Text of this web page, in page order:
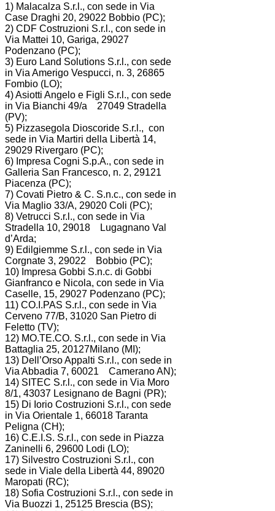
1) Malacalza S.r.l., con sede in Via
Case Draghi 20, 29022 Bobbio (PC);
2) CDF Costruzioni S.r.l., con sede in
Via Mattei 10, Gariga, 29027
Podenzano (PC);
3) Euro Land Solutions S.r.l., con sede
in Via Amerigo Vespucci, n. 3, 26865
Fombio (LO);
4) Asiotti Angelo e Figli S.r.l., con sede
in Via Bianchi 49/a 27049 Stradella
(PV);
5) Pizzasegola Dioscoride S.r.l., con
sede in Via Martiri della Libertà 14,
29029 Rivergaro (PC);
6) Impresa Cogni S.p.A., con sede in
Galleria San Francesco, n. 2, 29121
Piacenza (PC);
7) Covati Pietro & C. S.n.c., con sede in
Via Maglio 33/A, 29020 Coli (PC);
8) Vetrucci S.r.l., con sede in Via
Stradella 10, 29018 Lugagnano Val
d’Arda;
9) Edilgiemme S.r.l., con sede in Via
Corgnate 3, 29022 Bobbio (PC);
10) Impresa Gobbi S.n.c. di Gobbi
Gianfranco e Nicola, con sede in Via
Caselle, 15, 29027 Podenzano (PC);
11) CO.I.PAS S.r.l., con sede in Via
Cerveno 77/B, 31020 San Pietro di
Feletto (TV);
12) MO.TE.CO. S.r.l., con sede in Via
Battaglia 25, 20127Milano (MI);
13) Dell’Orso Appalti S.r.l., con sede in
Via Abbadia 7, 60021 Camerano AN);
14) SITEC S.r.l., con sede in Via Moro
8/1, 43037 Lesignano de Bagni (PR);
15) Di Iorio Costruzioni S.r.l., con sede
in Via Orientale 1, 66018 Taranta
Peligna (CH);
16) C.E.I.S. S.r.l., con sede in Piazza
Zaninelli 6, 29600 Lodi (LO);
17) Silvestro Costruzioni S.r.l., con
sede in Viale della Libertà 44, 89020
Maropati (RC);
18) Sofia Costruzioni S.r.l., con sede in
Via Buozzi 1, 25125 Brescia (BS);